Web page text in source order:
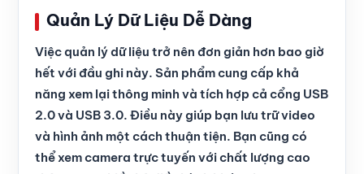
Quản Lý Dữ Liệu Dễ Dàng
Việc quản lý dữ liệu trở nên đơn giản hơn bao giờ
hết với đầu ghi này. Sản phẩm cung cấp khả
năng xem lại thông minh và tích hợp cả cổng USB
2.0 và USB 3.0. Điều này giúp bạn lưu trữ video
và hình ảnh một cách thuận tiện. Bạn cũng có
thể xem camera trực tuyến với chất lượng cao